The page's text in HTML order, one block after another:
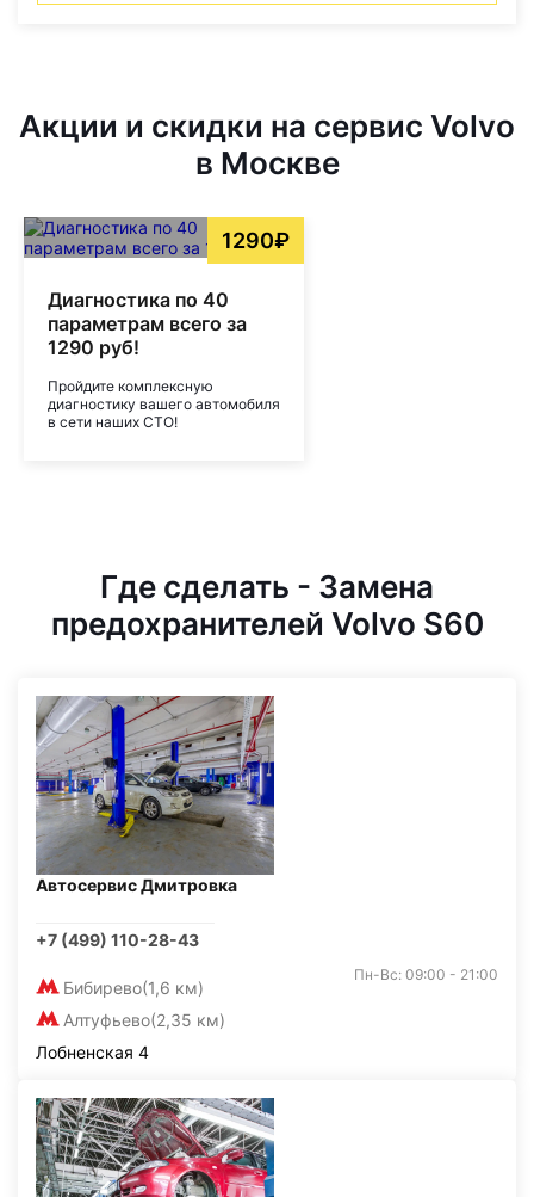
Акции и скидки на сервис Volvo
в Москве
1290₽
Диагностика по 40
параметрам всего за
1290 руб!
Пройдите комплексную
диагностику вашего автомобиля
в сети наших СТО!
Где сделать - Замена
предохранителей Volvo S60
Автосервис Дмитровка
+7 (499) 110-28-43
Бибирево(1,6 км)
Алтуфьево(2,35 км)
Пн-Вс: 09:00 - 21:00
Лобненская 4